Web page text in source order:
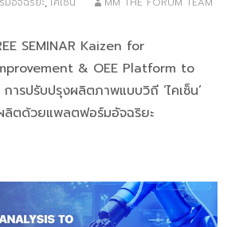
SEMINAR Kaizen for
& OEE Platform to
ารปรับปรุงผลิตภาพแบบวิถี ‘ไคเซ็น’
ลิตด้วยแพลตฟอร์มอัจฉริยะ